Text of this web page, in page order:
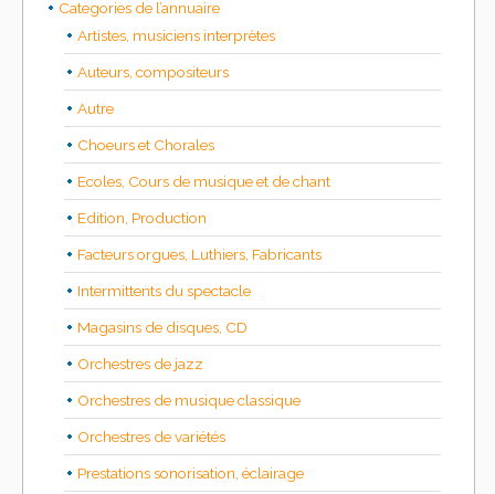
Categories de l’annuaire
Artistes, musiciens interprètes
Auteurs, compositeurs
Autre
Choeurs et Chorales
Ecoles, Cours de musique et de chant
Edition, Production
Facteurs orgues, Luthiers, Fabricants
Intermittents du spectacle
Magasins de disques, CD
Orchestres de jazz
Orchestres de musique classique
Orchestres de variétés
Prestations sonorisation, éclairage